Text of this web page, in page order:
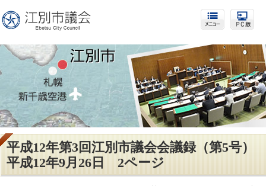
平成12年第3回江別市議会会議録（第5号）
平成12年9月26日 2ページ